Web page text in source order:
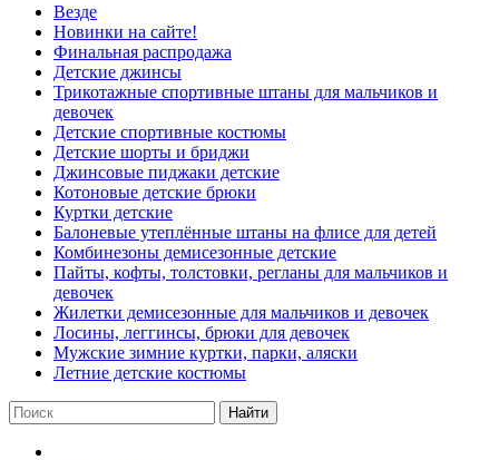
Везде
Новинки на сайте!
Финальная распродажа
Детские джинсы
Трикотажные спортивные штаны для мальчиков и
девочек
Детские спортивные костюмы
Детские шорты и бриджи
Джинсовые пиджаки детские
Котоновые детские брюки
Куртки детские
Балоневые утеплённые штаны на флисе для детей
Комбинезоны демисезонные детские
Пайты, кофты, толстовки, регланы для мальчиков и
девочек
Жилетки демисезонные для мальчиков и девочек
Лосины, леггинсы, брюки для девочек
Мужские зимние куртки, парки, аляски
Летние детские костюмы
Найти